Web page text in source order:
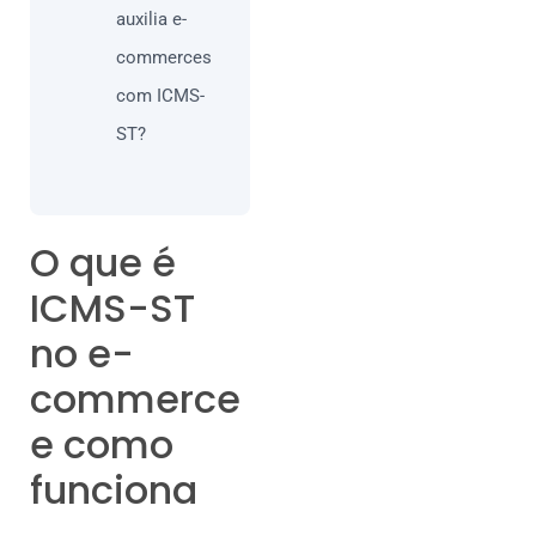
auxilia e-
commerces
com ICMS-
ST?
O que é
ICMS-ST
no e-
commerce
e como
funciona